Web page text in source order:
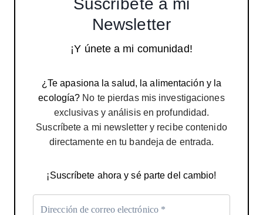
Newsletter
¡Y únete a mi comunidad!
¿Te apasiona la salud, la alimentación y la
ecología? No te pierdas mis investigaciones
exclusivas y análisis en profundidad.
Suscríbete a mi newsletter y recibe contenido
directamente en tu bandeja de entrada.
¡Suscríbete ahora y sé parte del cambio!